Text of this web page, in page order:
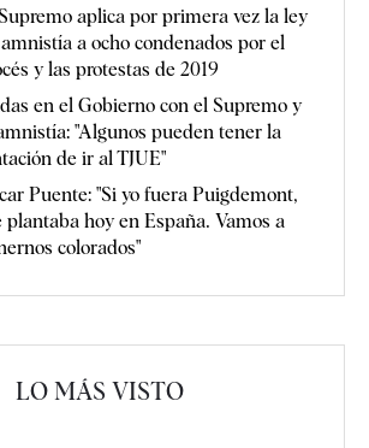
aplica por primera vez la ley
a ocho condenados por el
y las protestas de 2019
en el Gobierno con el Supremo y
"Algunos pueden tener la
de ir al TJUE"
Puente: "Si yo fuera Puigdemont,
plantaba hoy en España. Vamos a
colorados"
LO MÁS VISTO